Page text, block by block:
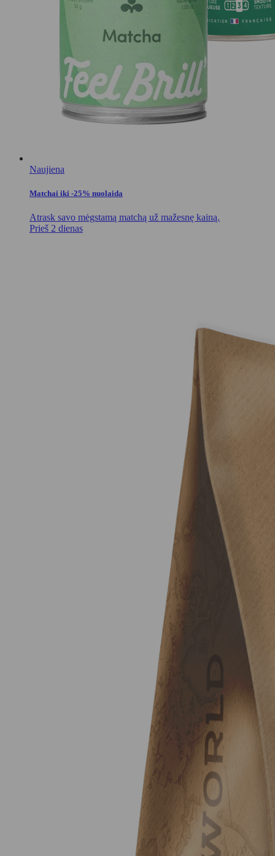
Naujiena
Matchai iki -25% nuolaida
Atrask savo mėgstamą matchą už mažesnę kainą.
Prieš 2 dienas